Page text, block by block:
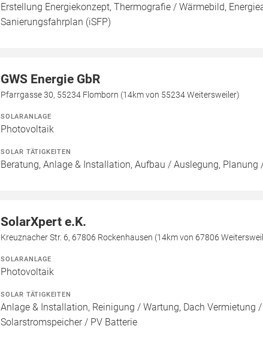
Erstellung Energiekonzept, Thermografie / Wärmebild,
Sanierungsfahrplan (iSFP)
GWS Energie GbR
Pfarrgasse 30, 55234 Flomborn (14km von 55234 Weitersweiler)
SOLARANLAGE
Photovoltaik
SOLAR TÄTIGKEITEN
Beratung, Anlage & Installation, Aufbau / Auslegung, Planung
SolarXpert e.K.
Kreuznacher Str. 6, 67806 Rockenhausen (14km von 67806
SOLARANLAGE
Photovoltaik
SOLAR TÄTIGKEITEN
Anlage & Installation, Reinigung / Wartung, Dach Vermietung
Solarstromspeicher / PV Batterie